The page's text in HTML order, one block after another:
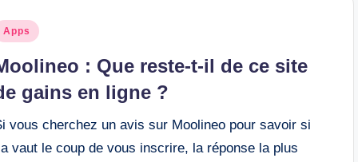
Apps
: Que reste-t-il de ce site
gains en ligne ?
vous cherchez un avis sur Moolineo pour savoir si
vaut le coup de vous inscrire, la réponse la plus